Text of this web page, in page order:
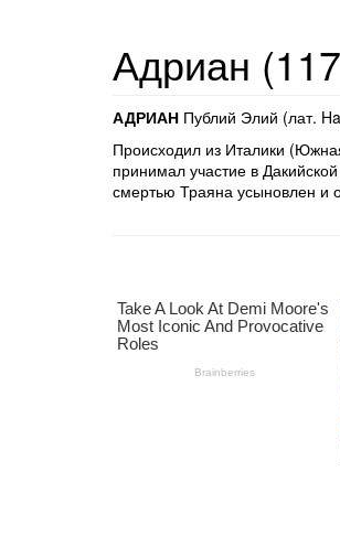
Адриан
АДРИАН Публий Элий (лат.
Происходил из Италики
принимал участие в
смертью Траяна усыновлен и